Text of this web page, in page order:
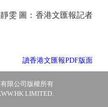
圖：香港文匯報記者
讀香港文匯報PDF版面
限公司版權所有
LIMITED.